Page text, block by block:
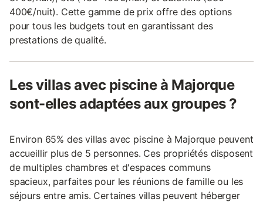
400€/nuit). Cette gamme de prix offre des options
pour tous les budgets tout en garantissant des
prestations de qualité.
Les villas avec piscine à Majorque
sont-elles adaptées aux groupes ?
Environ 65% des villas avec piscine à Majorque peuvent
accueillir plus de 5 personnes. Ces propriétés disposent
de multiples chambres et d'espaces communs
spacieux, parfaites pour les réunions de famille ou les
séjours entre amis. Certaines villas peuvent héberger